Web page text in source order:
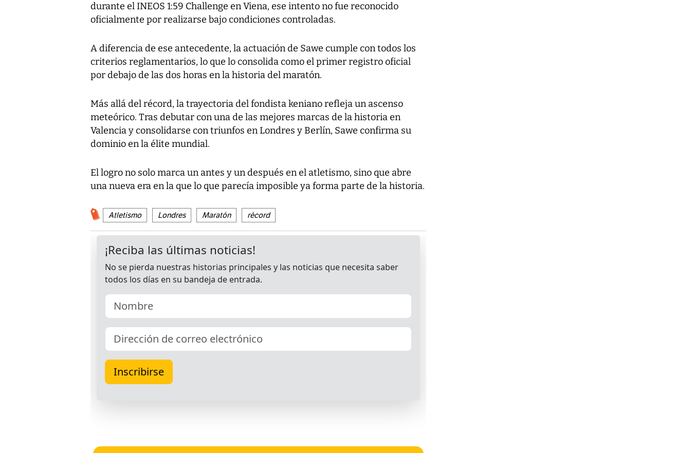
durante el INEOS 1:59 Challenge en Viena, ese intento no fue reconocido
oficialmente por realizarse bajo condiciones controladas.
A diferencia de ese antecedente, la actuación de Sawe cumple con todos los
criterios reglamentarios, lo que lo consolida como el primer registro oficial
por debajo de las dos horas en la historia del maratón.
Más allá del récord, la trayectoria del fondista keniano refleja un ascenso
meteórico. Tras debutar con una de las mejores marcas de la historia en
Valencia y consolidarse con triunfos en Londres y Berlín, Sawe confirma su
dominio en la élite mundial.
El logro no solo marca un antes y un después en el atletismo, sino que abre
una nueva era en la que lo que parecía imposible ya forma parte de la historia.
Atletismo Londres Maratón récord